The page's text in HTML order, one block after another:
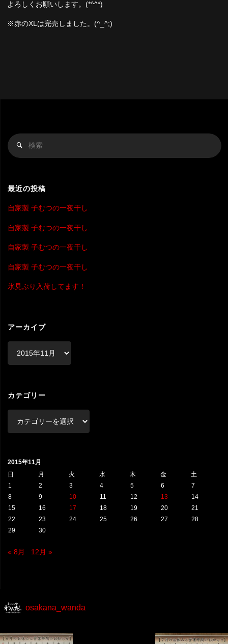
よろしくお願いします。(*^^*)
※赤のXLは完売しました。(^_^;)
索
検
最近の投稿
自家製 子むつの一夜干し
自家製 子むつの一夜干し
自家製 子むつの一夜干し
自家製 子むつの一夜干し
氷見ぶり入荷してます！
アーカイブ
ブ
カテゴリー
ー
2015年11月
日
月 火 水 木 金
土
1
2 3 4 5 6
7
8
9 10 11 12 13
14
15
16 17 18 19 20
21
22
23 24 25 26 27
28
29
30
« 8月 12月 »
osakana_wanda